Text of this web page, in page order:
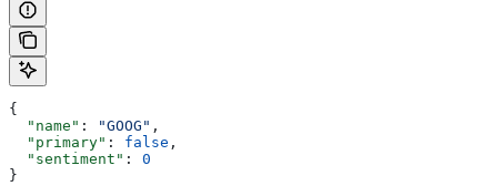
{
  "name"
: "GOOG" ,
  "primary"
: false ,
  "sentiment"
: 0
}